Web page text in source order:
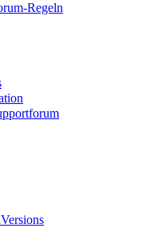
Regeln